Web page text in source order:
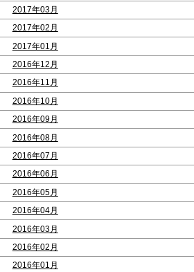
2017年03月
2017年02月
2017年01月
2016年12月
2016年11月
2016年10月
2016年09月
2016年08月
2016年07月
2016年06月
2016年05月
2016年04月
2016年03月
2016年02月
2016年01月